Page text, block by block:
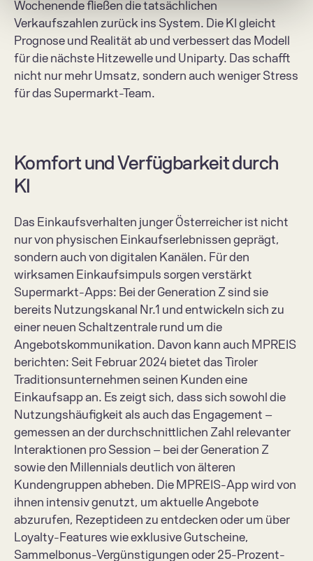
Wochenende fließen die tatsächlichen
Verkaufszahlen zurück ins System. Die KI gleicht
Prognose und Realität ab und verbessert das Modell
für die nächste Hitzewelle und Uniparty. Das schafft
nicht nur mehr Umsatz, sondern auch weniger Stress
für das Supermarkt-Team.
Komfort und Verfügbarkeit durch
KI
Das Einkaufsverhalten junger Österreicher ist nicht
nur von physischen Einkaufserlebnissen geprägt,
sondern auch von digitalen Kanälen. Für den
wirksamen Einkaufsimpuls sorgen verstärkt
Supermarkt-Apps: Bei der Generation Z sind sie
bereits Nutzungskanal Nr.1 und entwickeln sich zu
einer neuen Schaltzentrale rund um die
Angebotskommunikation. Davon kann auch MPREIS
berichten: Seit Februar 2024 bietet das Tiroler
Traditionsunternehmen seinen Kunden eine
Einkaufsapp an. Es zeigt sich, dass sich sowohl die
Nutzungshäufigkeit als auch das Engagement –
gemessen an der durchschnittlichen Zahl relevanter
Interaktionen pro Session – bei der Generation Z
sowie den Millennials deutlich von älteren
Kundengruppen abheben. Die MPREIS-App wird von
ihnen intensiv genutzt, um aktuelle Angebote
abzurufen, Rezeptideen zu entdecken oder um über
Loyalty-Features wie exklusive Gutscheine,
Sammelbonus-Vergünstigungen oder 25-Prozent-